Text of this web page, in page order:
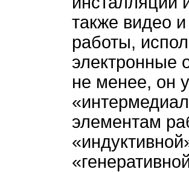
также видео
работы,
электронные
не менее, он
элементам